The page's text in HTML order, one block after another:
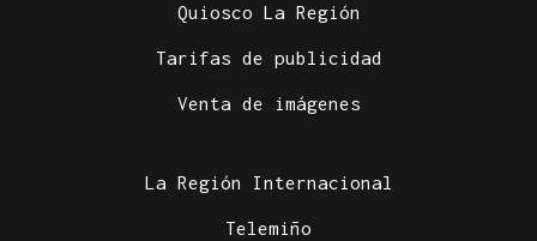
Quiosco La Región
Tarifas de publicidad
Venta de imágenes
La Región Internacional
Telemiño